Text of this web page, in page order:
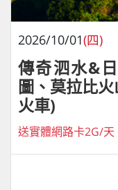
2026/10/01(四)
傳奇泗水&
圖、莫拉比
火車)
送實體網路卡2G/天